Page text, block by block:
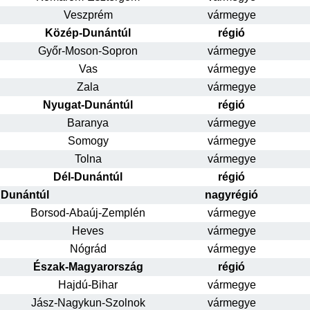
Veszprém
vármegye
Közép-Dunántúl
régió
Győr-Moson-Sopron
vármegye
Vas
vármegye
Zala
vármegye
Nyugat-Dunántúl
régió
Baranya
vármegye
Somogy
vármegye
Tolna
vármegye
Dél-Dunántúl
régió
Dunántúl
nagyrégió
Borsod-Abaúj-Zemplén
vármegye
Heves
vármegye
Nógrád
vármegye
Észak-Magyarország
régió
Hajdú-Bihar
vármegye
Jász-Nagykun-Szolnok
vármegye